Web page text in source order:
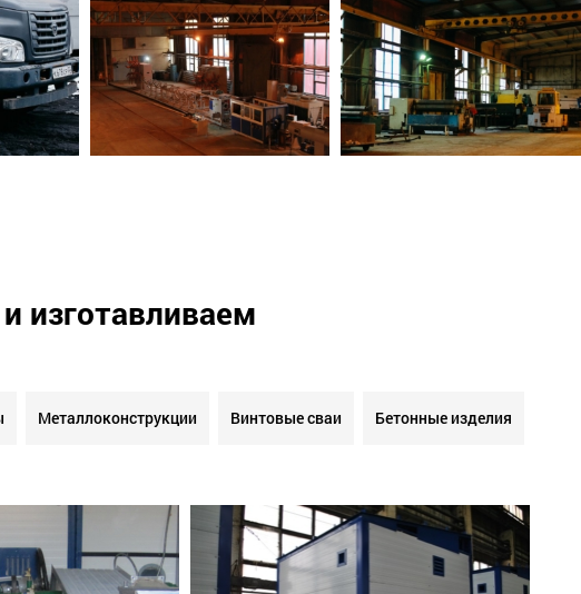
изготавливаем
Металлоконструкции Винтовые сваи Бетонные изделия